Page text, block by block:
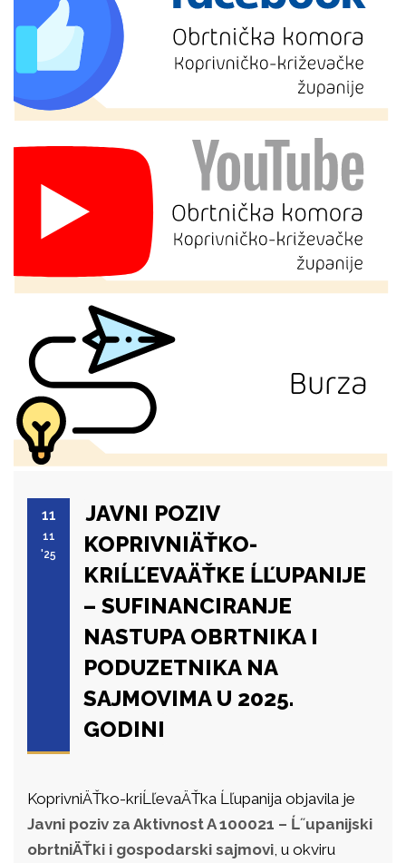
11
11
'25
JAVNI POZIV
KOPRIVNIÄŤKO-
KRIĹĽEVAÄŤKE ĹĽUPANIJE
– SUFINANCIRANJE
NASTUPA OBRTNIKA I
PODUZETNIKA NA
SAJMOVIMA U 2025.
GODINI
KoprivniÄŤko-kriĹľevaÄŤka Ĺľupanija objavila je
Javni poziv za Aktivnost A 100021 – Ĺ˝upanijski
obrtniÄŤki i gospodarski sajmovi , u okviru